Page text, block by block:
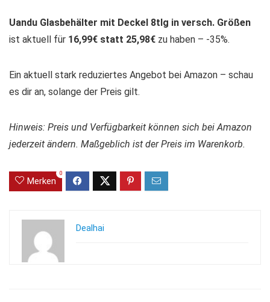
Uandu Glasbehälter mit Deckel 8tlg in versch. Größen
ist aktuell für 16,99€ statt 25,98€ zu haben – -35%.
Ein aktuell stark reduziertes Angebot bei Amazon – schau
es dir an, solange der Preis gilt.
Hinweis: Preis und Verfügbarkeit können sich bei Amazon
jederzeit ändern. Maßgeblich ist der Preis im Warenkorb.
Merken
0
Dealhai